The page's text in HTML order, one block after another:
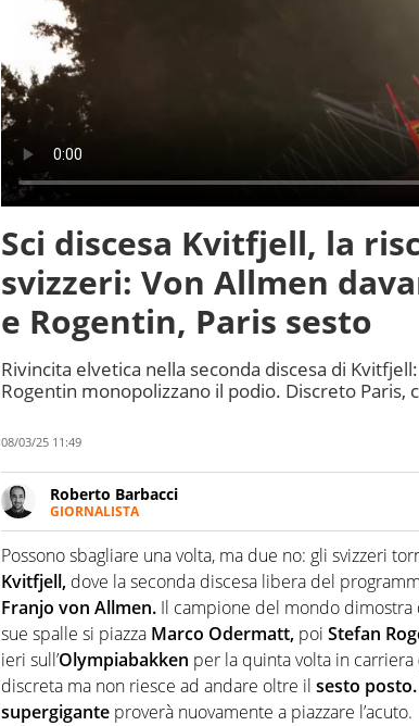
Sci discesa Kvitfjell, la
svizzeri: Von Allmen
e Rogentin, Paris sesto
Rivincita elvetica nella seconda discesa di
Rogentin monopolizzano il podio. Discreto Paris,
08/03/25 11:49
Roberto Barbacci
GIORNALISTA
Giornalista (pubblicista) sportivo a tutto campo, è
chiedergli di boxe, di scherma, di volley o di
Possono sbagliare una volta, ma due no: gli svizzeri
Kvitfjell, dove la seconda discesa libera del
Franjo von Allmen. Il campione del mondo
sue spalle si piazza Marco Odermatt, poi Stefan
ieri sull’Olympiabakken per la quinta volta in carriera
discreta ma non riesce ad andare oltre il sesto posto.
supergigante proverà nuovamente a piazzare l’acuto.